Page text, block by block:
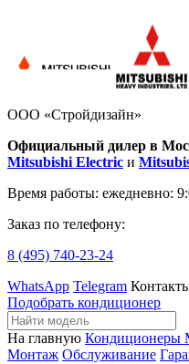
ООО «Стройдизайн»
Официальный дилер в
Mitsubishi Electric и
Время работы: ежедневно:
Заказ по телефону:
8 (495) 740-23-24
WhatsApp Telegram
Подобрать кондиционер
На главную Кондиционеры
Монтаж Обслуживание